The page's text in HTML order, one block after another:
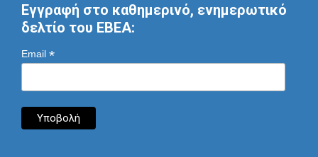
Εγγραφή στο καθημερινό, ενημερωτικό
δελτίο του ΕΒΕΑ:
Email *